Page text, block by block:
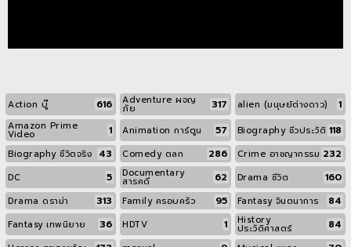
Action บู๊ 616 Adventure ผจญ
ภัย 317 alien (มนุษย์ต่างดาว) 1
Amazon Prime
Video 1 Animation การ์ตูน 57 Biography ชีวประวัติ 118
Biography ชีวิตจริง 43 Comedy ตลก 286 Crime อาชญากรรม 232
DC 5 Documentary
สารคดี 62 Drama ชีวิต 160
Drama ดราม่า 313 Family ครอบครัว 95 Fantasy จินตนาการ 84
Fantasy เทพนิยาย 36 HDTV 1 History
ประวัติศาสตร์ 84